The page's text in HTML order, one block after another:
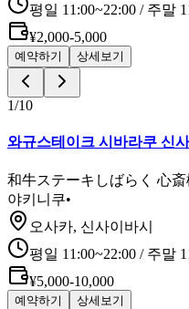
평일 11:00~22:00 / 주말
¥2,000-5,000
예약하기 상세보기
1/10
와규스테이크 시바라쿠 신
和牛ステーキしばらく 心
야키니쿠•
오사카, 신사이바시
평일 11:00~22:00 / 주말
¥5,000-10,000
예약하기 상세보기